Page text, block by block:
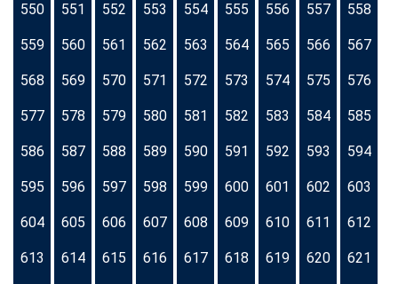
550 551 552 553 554 555 556 557 558
559 560 561 562 563 564 565 566 567
568 569 570 571 572 573 574 575 576
577 578 579 580 581 582 583 584 585
586 587 588 589 590 591 592 593 594
595 596 597 598 599 600 601 602 603
604 605 606 607 608 609 610 611 612
613 614 615 616 617 618 619 620 621